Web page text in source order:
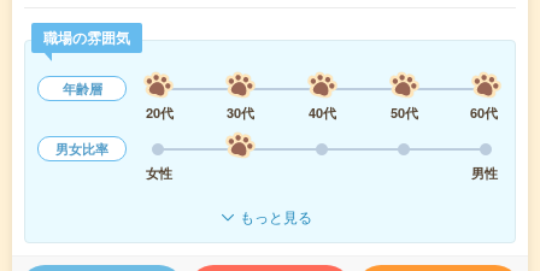
職場の雰囲気
年齢層
20代
30代 40代 50代
60代
男女比率
女性
男性
もっと見る